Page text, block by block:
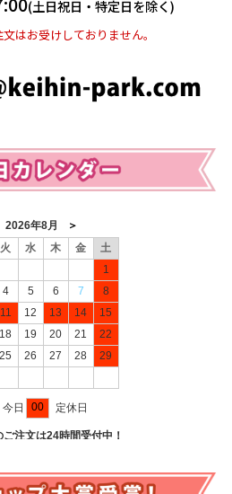
(土日祝日・特定日を除く)
はお受けしておりません。